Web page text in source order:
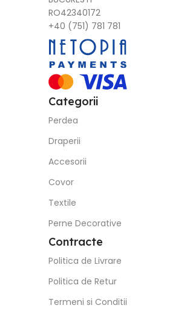
RO42340172
+40 (751) 781 781
Categorii
Perdea
Draperii
Accesorii
Covor
Textile
Perne Decorative
Contracte
Politica de Livrare
Politica de Retur
Termeni si Conditii